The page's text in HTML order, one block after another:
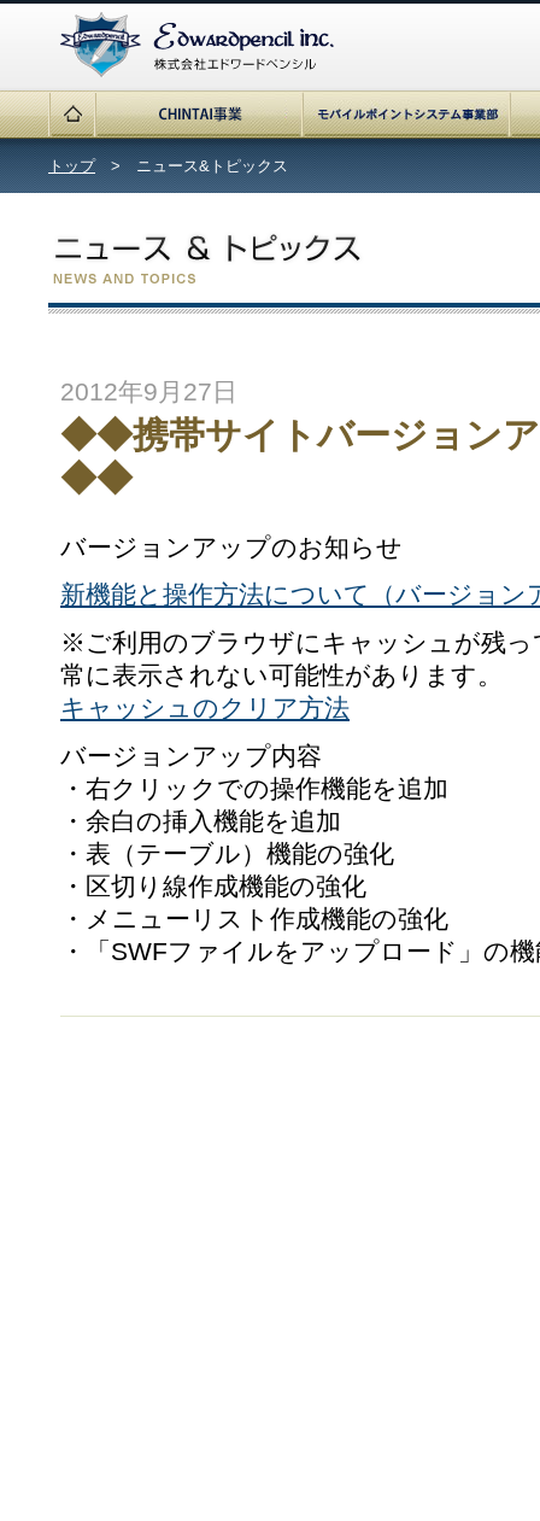
トップ> ニュース&トピックス
2012年9月27日
◆◆携帯サイトバージョン
◆◆
バージョンアップのお知らせ
新機能と操作方法について（バージョン
※ご利用のブラウザにキャッシュが残
常に表示されない可能性があります。
キャッシュのクリア方法
バージョンアップ内容
・右クリックでの操作機能を追加
・余白の挿入機能を追加
・表（テーブル）機能の強化
・区切り線作成機能の強化
・メニューリスト作成機能の強化
・「SWFファイルをアップロード」の